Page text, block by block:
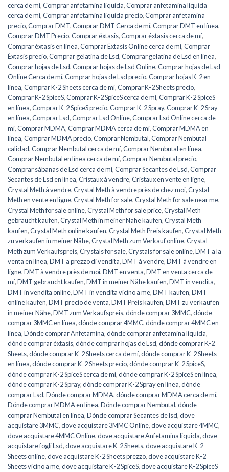
cerca de mí,Comprar anfetamina líquida,Comprar anfetamina líquida
cerca de mí,Comprar anfetamina líquida precio,Comprar anfetamina
precio,Comprar DMT,Comprar DMT Cerca de mí,Comprar DMT en línea,
Comprar DMT Precio,Comprar éxtasis,Comprar éxtasis cerca de mí,
Comprar éxtasis en línea,Comprar Éxtasis Online cerca de mí,Comprar
Éxtasis precio,Comprar gelatina de Lsd,Comprar gelatina de Lsd en línea,
Comprar hojas de Lsd,Comprar hojas de Lsd Online,Comprar hojas de Lsd
Online Cerca de mí,Comprar hojas de Lsd precio,Comprar hojas K-2 en
línea,Comprar K-2 Sheets cerca de mí,Comprar K-2 Sheets precio,
Comprar K-2 SpiceS,Comprar K-2 SpiceS cerca de mí,Comprar K-2 SpiceS
en línea,Comprar K-2 SpiceS precio,Comprar K-2 Spray,Comprar K-2 Sray
en línea,Comprar Lsd,Comprar Lsd Online,Comprar Lsd Online cerca de
mí,Comprar MDMA,Comprar MDMA cerca de mí,Comprar MDMA en
línea,Comprar MDMA precio,Comprar Nembutal,Comprar Nembutal
calidad,Comprar Nembutal cerca de mí,Comprar Nembutal en línea,
Comprar Nembutal en línea cerca de mí,Comprar Nembutal precio,
Comprar sábanas de Lsd cerca de mí,Comprar Secantes de Lsd,Comprar
Secantes de Lsd en línea,Cristaux à vendre,Cristaux en vente en ligne,
Crystal Meth à vendre,Crystal Meth à vendre près de chez moi,Crystal
Meth en vente en ligne,Crystal Meth for sale,Crystal Meth for sale near me,
Crystal Meth for sale online,Crystal Meth for sale price,Crystal Meth
gebraucht kaufen,Crystal Meth in meiner Nähe kaufen,Crystal Meth
kaufen,Crystal Meth online kaufen,Crystal Meth Preis kaufen,Crystal Meth
zu verkaufen in meiner Nähe,Crystal Meth zum Verkauf online,Crystal
Meth zum Verkaufspreis,Crystals for sale,Crystals for sale online,DMT a la
venta en línea,DMT a prezzo di vendita,DMT à vendre,DMT à vendre en
ligne,DMT à vendre près de moi,DMT en venta,DMT en venta cerca de
mí,DMT gebraucht kaufen,DMT in meiner Nähe kaufen,DMT in vendita,
DMT in vendita online,DMT in vendita vicino a me,DMT kaufen,DMT
online kaufen,DMT precio de venta,DMT Preis kaufen,DMT zu verkaufen
in meiner Nähe,DMT zum Verkaufspreis,dónde comprar 3MMC,dónde
comprar 3MMC en línea,dónde comprar 4MMC,dónde comprar 4MMC en
línea,Dónde comprar Anfetamina,dónde comprar anfetamina líquida,
dónde comprar éxtasis,dónde comprar hojas de Lsd,dónde comprar K-2
Sheets,dónde comprar K-2 Sheets cerca de mí,dónde comprar K-2 Sheets
en línea,dónde comprar K-2 Sheets precio,dónde comprar K-2 SpiceS,
dónde comprar K-2 SpiceS cerca de mí,dónde comprar K-2 SpiceS en línea,
dónde comprar K-2 Spray,dónde comprar K-2 Spray en línea,dónde
comprar Lsd,Dónde comprar MDMA,dónde comprar MDMA cerca de mí,
Dónde comprar MDMA en línea,Dónde comprar Nembutal,dónde
comprar Nembutal en línea,Dónde comprar Secantes de lsd,dove
acquistare 3MMC,dove acquistare 3MMC Online,dove acquistare 4MMC,
dove acquistare 4MMC Online,dove acquistare Anfetamina liquida,dove
acquistare fogli Lsd,dove acquistare K-2 Sheets,dove acquistare K-2
Sheets online,dove acquistare K-2 Sheets prezzo,dove acquistare K-2
Sheets vicino a me,dove acquistare K-2 SpiceS,dove acquistare K-2 SpiceS